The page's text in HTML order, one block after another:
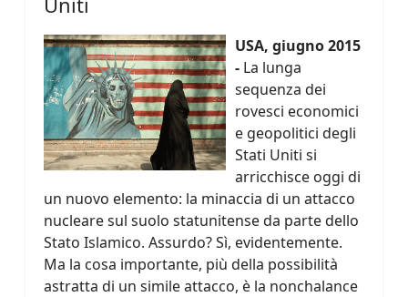
USA, giugno 2015
- La lunga
sequenza dei
rovesci economici
e geopolitici degli
Stati Uniti si
arricchisce oggi di
un nuovo elemento: la minaccia di un attacco
nucleare sul suolo statunitense da parte dello
Stato Islamico. Assurdo?Sì, evidentemente.
Ma la cosa importante, più della possibilità
astratta di un simile attacco, è la nonchalance